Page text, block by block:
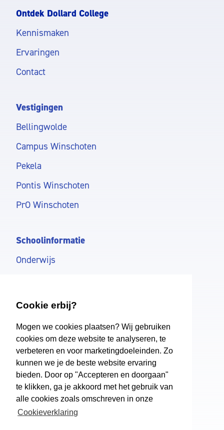
Cookie erbij?
Mogen we cookies plaatsen? Wij gebruiken
cookies om deze website te analyseren, te
verbeteren en voor marketingdoeleinden. Zo
kunnen we je de beste website ervaring
bieden. Door op "Accepteren en doorgaan"
te klikken, ga je akkoord met het gebruik van
alle cookies zoals omschreven in onze
Cookieverklaring
Ontdek Dollard College
Kennismaken
Ervaringen
Contact
Vestigingen
Bellingwolde
Campus Winschoten
Pekela
Pontis Winschoten
PrO Winschoten
Schoolinformatie
Onderwijs
Ondersteuning
Woldendorp
Over ons
Schoolkosten
Vakantie